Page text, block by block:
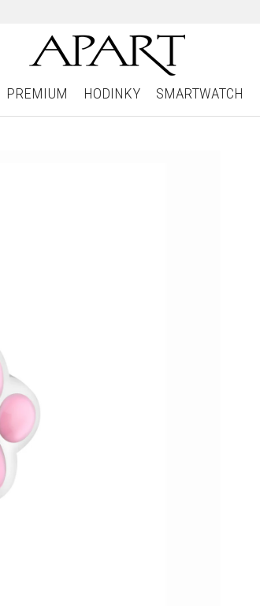
PREMIUM HODINKY SMARTWATCH